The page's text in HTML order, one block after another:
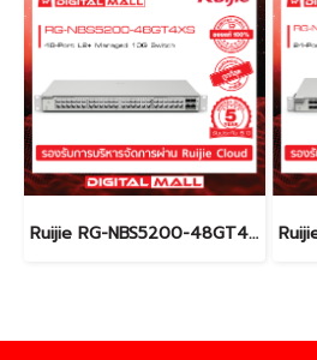
Ruijie RG-NBS5200-48GT4XS อุปกรณ์ขยายสัญญาณ (Switch) รับประกันศูนย์ไทย 5 ปี